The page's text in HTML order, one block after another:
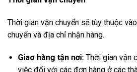
Thời gian vận chuyển sẽ tùy thuộc
chuyển và địa chỉ nhận hàng.
Giao hàng tận nơi:Thời gian vận
việc đối với các đơn hàng ở các